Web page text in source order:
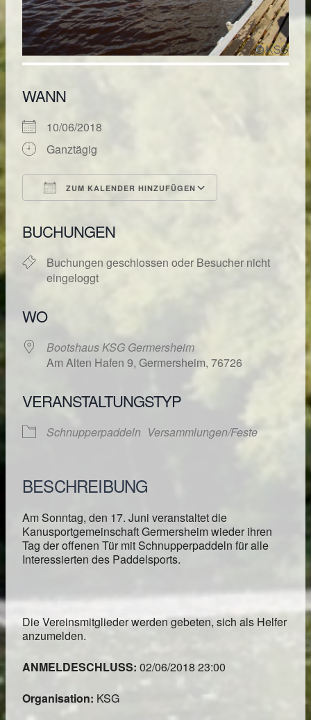
WANN
10/06/2018
Ganztägig
ZUM KALENDER HINZUFÜGEN
Google
BUCHUNGEN
Buchungen geschlossen oder Besucher nicht
eingeloggt
WO
Bootshaus KSG Germersheim
Am Alten Hafen 9, Germersheim, 76726
VERANSTALTUNGSTYP
Schnupperpaddeln Versammlungen/Feste
BESCHREIBUNG
Am Sonntag, den 17. Juni veranstaltet die
Kanusportgemeinschaft Germersheim wieder ihren
Tag der offenen Tür mit Schnupperpaddeln für alle
Interessierten des Paddelsports.
Die Vereinsmitglieder werden gebeten, sich als Helfer
anzumelden.
ANMELDESCHLUSS: 02/06/2018 23:00
Organisation: KSG